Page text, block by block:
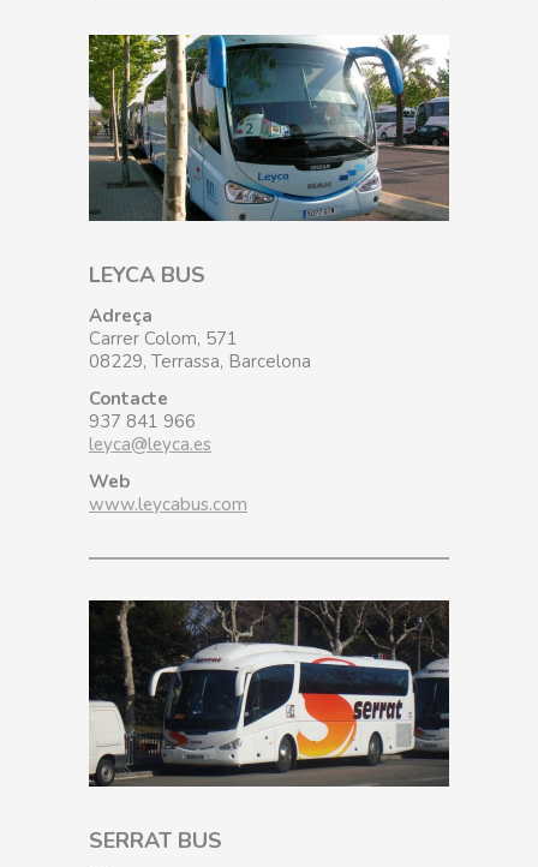
LEYCA BUS
Adreça
Carrer Colom, 571
08229, Terrassa, Barcelona
Contacte
937 841 966
leyca@leyca.es
Web
www.leycabus.com
SERRAT BUS